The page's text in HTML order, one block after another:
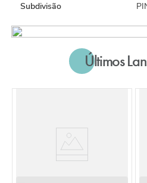
Subdivisão
Últimos